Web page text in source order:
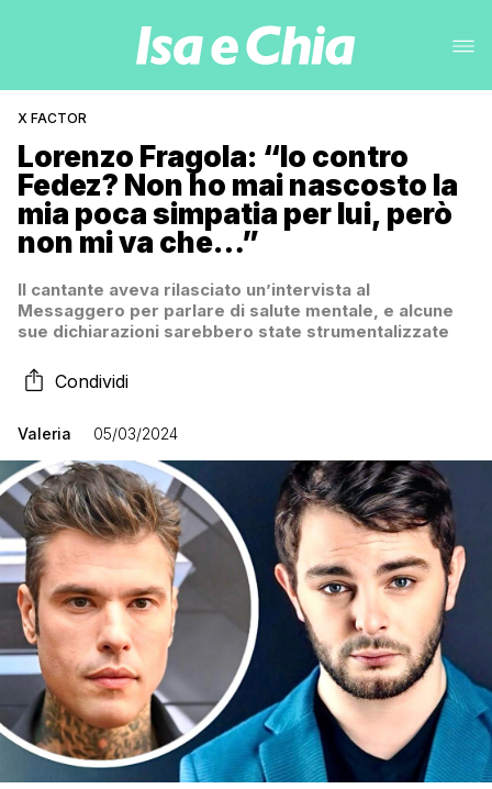
X FACTOR
Lorenzo Fragola: “Io contro
Fedez? Non ho mai nascosto la
mia poca simpatia per lui, però
non mi va che…”
Il cantante aveva rilasciato un’intervista al
Messaggero per parlare di salute mentale, e alcune
sue dichiarazioni sarebbero state strumentalizzate
Condividi
Valeria 05/03/2024